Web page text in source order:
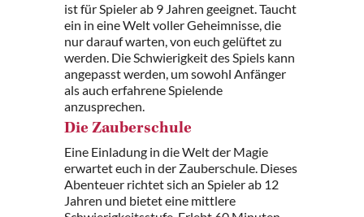
ist für Spieler ab 9 Jahren geeignet. Taucht
ein in eine Welt voller Geheimnisse, die
nur darauf warten, von euch gelüftet zu
werden. Die Schwierigkeit des Spiels kann
angepasst werden, um sowohl Anfänger
als auch erfahrene Spielende
anzusprechen.
Die Zauberschule
Eine Einladung in die Welt der Magie
erwartet euch in der Zauberschule. Dieses
Abenteuer richtet sich an Spieler ab 12
Jahren und bietet eine mittlere